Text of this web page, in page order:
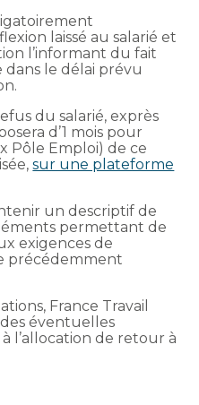
laissé au salarié et
l’informant du fait
dans le délai prévu
du salarié, exprès
d’1 mois pour
Pôle Emploi) de ce
sur une plateforme
un descriptif de
permettant de
exigences de
précédemment
France Travail
éventuelles
l’allocation de retour à